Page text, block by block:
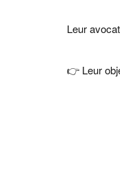
Leur
👉 Leur